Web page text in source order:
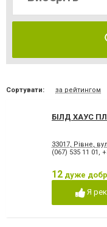
Сортувати: за рейтингом
БІЛД ХАУС
33017, Рівне,
(067) 535 11 01 ,
12 дуже
Я